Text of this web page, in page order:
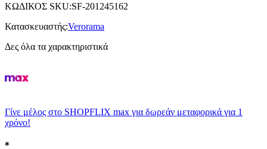
ΚΩΔΙΚΟΣ SKU:SF-201245162
Κατασκευαστής:Verorama
Δες όλα τα χαρακτηριστικά
Γίνε μέλος στο SHOPFLIX max για δωρεάν μεταφορικά για 1
χρόνο!